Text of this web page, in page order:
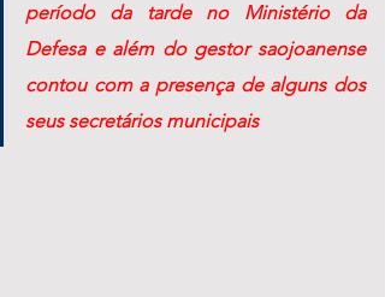
período da tarde no Ministério da
Defesa e além do gestor saojoanense
contou com a presença de alguns dos
seus secretários municipais